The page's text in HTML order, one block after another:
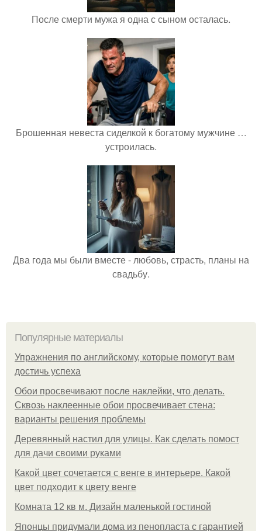
После смерти мужа я одна с сыном осталась.
Брошенная невеста сиделкой к богатому мужчине …
устроилась.
Два года мы были вместе - любовь, страсть, планы на
свадьбу.
Популярные материалы
Упражнения по английскому, которые помогут вам
достичь успеха
Обои просвечивают после наклейки, что делать.
Сквозь наклеенные обои просвечивает стена:
варианты решения проблемы
Деревянный настил для улицы. Как сделать помост
для дачи своими руками
Какой цвет сочетается с венге в интерьере. Какой
цвет подходит к цвету венге
Комната 12 кв м. Дизайн маленькой гостиной
Японцы придумали дома из пенопласта с гарантией